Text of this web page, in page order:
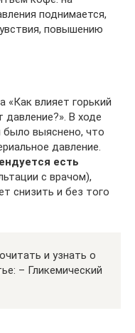
поднимается,
повышению
«Как влияет горький
В ходе
выяснено, что
давление.
есть
с врачом),
снизить и без того
и узнать о
– Гликемический